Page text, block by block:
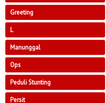
Greeting
L
Manunggal
Ops
Peduli Stunting
Persit